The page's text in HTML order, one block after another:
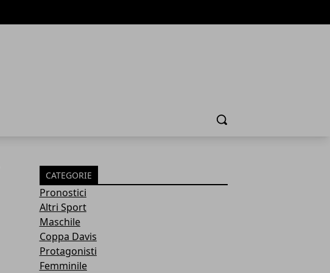
Cerca
CATEGORIE
Pronostici
Altri Sport
Maschile
Coppa Davis
Protagonisti
Femminile